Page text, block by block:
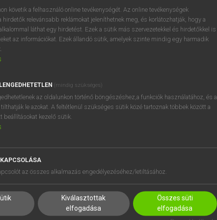
próbaverziójának elindításához
regisztrálok ésbelépek.
REGISZTRÁCIÓ
SÚGÓ
RÓLUNK
SÜTI BEÁLLÍTÁSOK
követik a felhasználó online tevékenységét. Az online tevékenységek
hirdetők relevánsabb reklámokat jeleníthetnek meg, és korlátozhatják, hogy a
láthat egy hirdetést. Ezek a sütik más szervezetekkel és hirdetőkkel is
az információkat. Ezek állandó sütik, amelyek szinte mindig egy harmadik
(mindig szükséges)
az oldalunkon történő böngészéshez,a funkciók használatához, és a
le azokat. A feltétlenül szükséges sütik közé tartoznak többek között a
beállításokat kezelő sütik.
az összes alkalmazás engedélyezéséhez/letiltásához.
Kiválasztottak
elfogadása
Összes süti
elfogadása